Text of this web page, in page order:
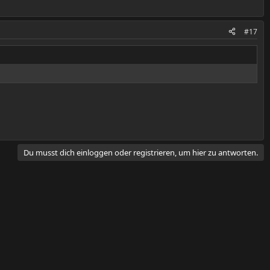
#17
Du musst dich einloggen oder registrieren, um hier zu antworten.